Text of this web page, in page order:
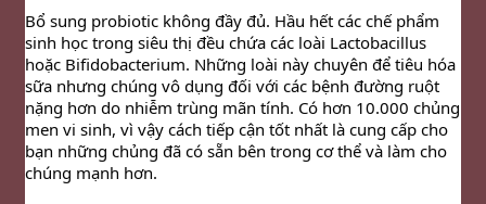
Bổ sung probiotic không đầy đủ. Hầu hết các chế phẩm
sinh học trong siêu thị đều chứa các loài Lactobacillus
hoặc Bifidobacterium. Những loài này chuyên để tiêu hóa
sữa nhưng chúng vô dụng đối với các bệnh đường ruột
nặng hơn do nhiễm trùng mãn tính. Có hơn 10.000 chủng
men vi sinh, vì vậy cách tiếp cận tốt nhất là cung cấp cho
bạn những chủng đã có sẵn bên trong cơ thể và làm cho
chúng mạnh hơn.